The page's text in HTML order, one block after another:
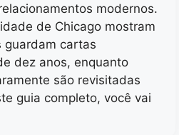
modernos.
de Chicago mostram
guardam cartas
dez anos, enquanto
são revisitadas
guia completo, você vai